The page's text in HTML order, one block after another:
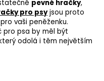
pevné hračky,
pro psyjsou proto
vaši peněženku.
pro psa by měl být
odolá i těm největším